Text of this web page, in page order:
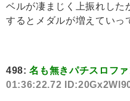
ベルが凄まじく上振れした
するとメダルが増えていっ
498:名も無きパチスロフ
01:36:22.72